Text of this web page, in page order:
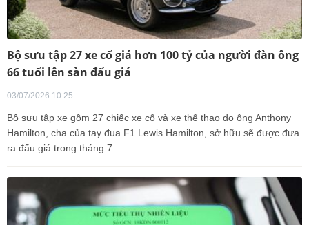
Bộ sưu tập 27 xe cổ giá hơn 100 tỷ của người đàn ông
66 tuổi lên sàn đấu giá
03/07/2026 10:25
Bộ sưu tập xe gồm 27 chiếc xe cổ và xe thể thao do ông Anthony
Hamilton, cha của tay đua F1 Lewis Hamilton, sở hữu sẽ được đưa
ra đấu giá trong tháng 7.